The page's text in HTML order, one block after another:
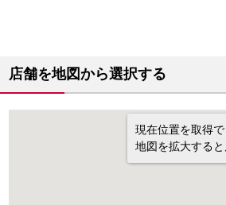
店舗を地図から選択する
現在位置を取得で
地図を拡大すると